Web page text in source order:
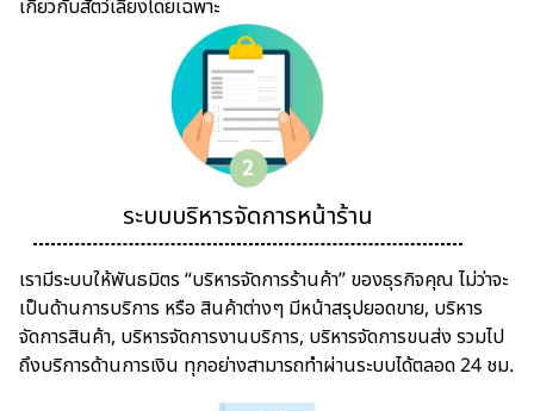
เกี่ยวกับสัตว์เลี้ยงโดยเฉพาะ
ระบบบริหารจัดการหน้าร้าน
เรามีระบบให้พันธมิตร “บริหารจัดการร้านค้า” ของธุรกิจคุณ ไม่ว่าจะ
เป็นด้านการบริการ หรือ สินค้าต่างๆ มีหน้าสรุปยอดขาย, บริหาร
จัดการสินค้า, บริหารจัดการงานบริการ, บริหารจัดการขนส่ง รวมไป
ถึงบริการด้านการเงิน ทุกอย่างสามารถทำผ่านระบบได้ตลอด 24 ชม.